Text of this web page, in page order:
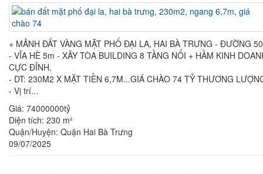
+ MẢNH ĐẤT VÀNG MẶT PHỐ ĐẠI LA, HAI BÀ TRƯNG - ĐƯỜNG
- VỈA HÈ 5m - XÂY TÒA BUILDING 8 TẦNG NỔI + HẦM KINH
CỰC ĐỈNH.
- DT: 230M2 X MẶT TIỀN 6,7M...GIÁ CHÀO 74 TỶ THƯƠNG
- Vị trí...
Giá: 74000000tỷ
Diện tích: 230 m²
Quận/Huyện: Quận Hai Bà Trưng
09/07/2025